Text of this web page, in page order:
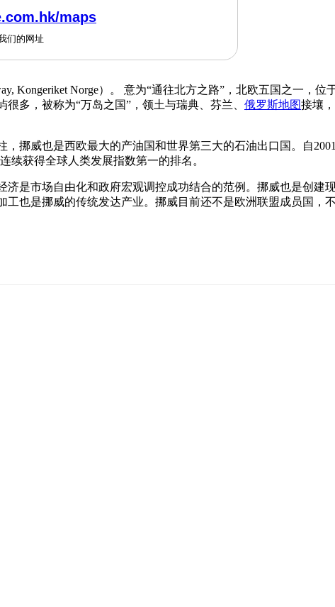
Kongeriket Norge）。 意为“通往北方之路”，北欧五国之一，位
多，被称为“万岛之国”，领土与瑞典、芬兰、 俄罗斯地图接壤
挪威也是西欧最大的产油国和世界第三大的石油出口国。自
续获得全球人类发展指数第一的排名。
是市场自由化和政府宏观调控成功结合的范例。挪威也是创建
也是挪威的传统发达产业。挪威目前还不是欧洲联盟成员国，不